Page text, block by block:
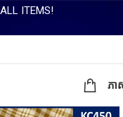
ITEMS!
ភា